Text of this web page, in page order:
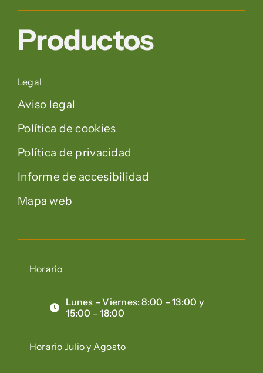
Productos
Legal
Aviso legal
Política de cookies
Política de privacidad
Informe de accesibilidad
Mapa web
Horario
Lunes – Viernes: 8:00 – 13:00 y
15:00 – 18:00
Horario Julio y Agosto